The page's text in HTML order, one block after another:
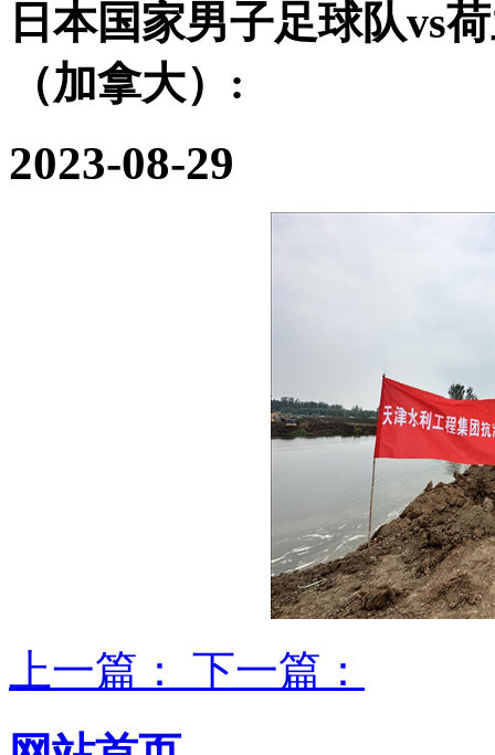
日本国家男子足球队vs
（加拿大）:
2023-08-29
上一篇： 下一篇：